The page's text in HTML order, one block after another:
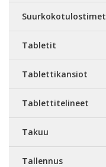
Suurkokotulostimet
Tabletit
Tablettikansiot
Tablettitelineet
Takuu
Tallennus